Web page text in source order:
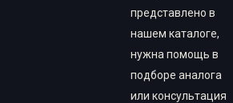
представлено в
нашем каталоге,
нужна помощь в
подборе аналога
или консультация